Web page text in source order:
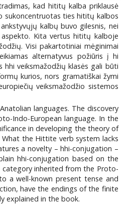
kad hititų kalba priklausė
sukoncentruotas ties hititų kalbos
kalbų buvo gilesnis, nei
Kita vertus hititų kalboje
Visi pakartotiniai mėginimai
alternatyvus požiūris į hi
veiksmažodžių klasės gali būti
kurios, nors gramatiškai žymi
veiksmažodžio sistemos
languages. The discovery
Indo-European language. In the
in developing the theory of
the Hittite verb system lacks
a novelty – hhi-conjugation –
hhi-conjugation based on the
inherited from the Proto-
a well-known present tense and
have the endings of the finite
explained in the book.